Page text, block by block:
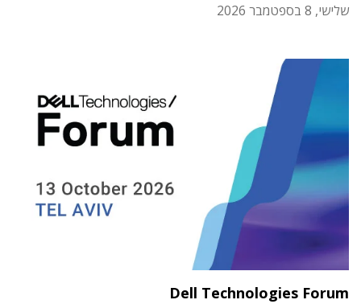
שלישי, 8 בספטמבר 2026
Dell Technologies Forum